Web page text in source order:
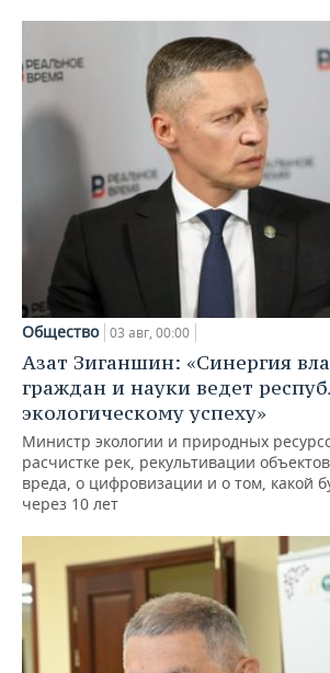
Общество 03 авг, 00:00
Азат Зиганшин: «Синергия
граждан и науки ведет
экологическому успеху»
Министр экологии и природных
расчистке рек, рекультивации
вреда, о цифровизации и о том, какой
через 10 лет